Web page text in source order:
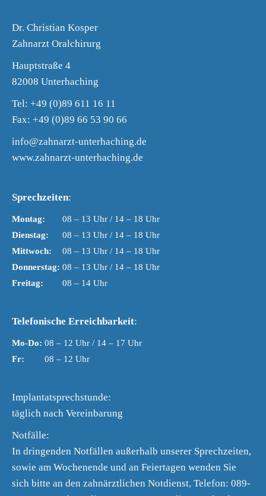
Dr. Christian Kosper
Zahnarzt Oralchirurg
Hauptstraße 4
82008 Unterhaching
Tel: +49 (0)89 611 16 11
Fax: +49 (0)89 66 53 90 66
info@zahnarzt-unterhaching.de
www.zahnarzt-unterhaching.de
Sprechzeiten:
Montag:
08 – 13 Uhr / 14 – 18 Uhr
Dienstag:
08 – 13 Uhr / 14 – 18 Uhr
Mittwoch:
08 – 13 Uhr / 14 – 18 Uhr
Donnerstag: 08 – 13 Uhr / 14 – 18 Uhr
Freitag:
08 – 14 Uhr
Telefonische Erreichbarkeit:
Mo-Do: 08 – 12 Uhr / 14 – 17 Uhr
Fr:
08 – 12 Uhr
Implantatsprechstunde:
täglich nach Vereinbarung
Notfälle:
In dringenden Notfällen außerhalb unserer Sprechzeiten,
sowie am Wochenende und an Feiertagen wenden Sie
sich bitte an den zahnärztlichen Notdienst, Telefon: 089-